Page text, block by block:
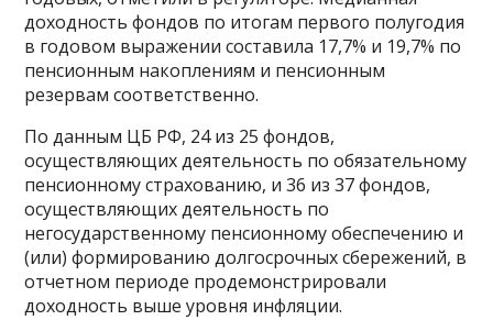
доходность фондов по итогам первого полугодия
в годовом выражении составила 17,7% и 19,7% по
пенсионным накоплениям и пенсионным
резервам соответственно.
По данным ЦБ РФ, 24 из 25 фондов,
осуществляющих деятельность по обязательному
пенсионному страхованию, и 36 из 37 фондов,
осуществляющих деятельность по
негосударственному пенсионному обеспечению и
(или) формированию долгоcрочных сбережений, в
отчетном периоде продемонстрировали
доходность выше уровня инфляции.